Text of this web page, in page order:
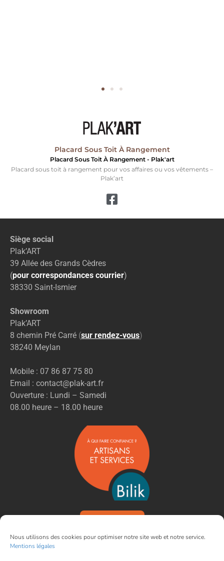
Nous utilisons des cookies pour optimiser notre site web et notre service.
Mentions légales
Placard Sous Toit À Rangement
Placard Sous Toit À Rangement - Plak'art
Placard sous toit à rangement pour vos affaires ou vos vêtements –
Plak’art
Siège social
Plak’ART
39 Allée des Grands Cèdres
(pour correspondances courrier)
38330 Saint-Ismier
Showroom
Plak’ART
8 chemin Pré Carré (sur rendez-vous)
38240 Meylan
Mobile : 07 86 87 75 80
Email : contact@plak-art.fr
Ouverture : Lundi – Samedi
08.00 heure – 18.00 heure